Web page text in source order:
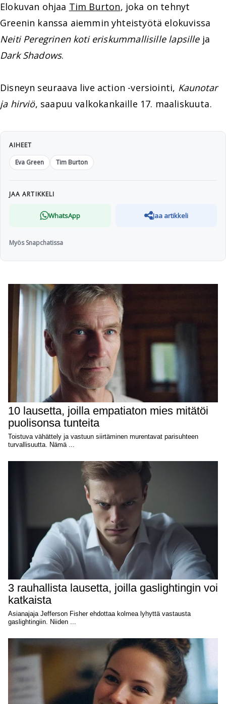
Elokuvan ohjaa Tim Burton, joka on tehnyt
Greenin kanssa aiemmin yhteistyötä elokuvissa
Neiti Peregrinen koti eriskummallisille lapsilleja
Dark Shadows.
Disneyn seuraava live action -versiointi, Kaunotar
ja hirviö, saapuu valkokankaille 17. maaliskuuta.
AIHEET
Eva Green
Tim Burton
JAA ARTIKKELI
WhatsApp Jaa artikkeli
Myös Snapchatissa